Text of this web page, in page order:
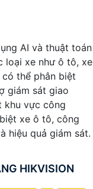
và bảo vệ an
AI và thuật toán
loại xe như ô tô, xe
thể phân biệt
giám sát giao
khu vực công
xe ô tô, công
hiệu quả giám sát.
HIKVISION